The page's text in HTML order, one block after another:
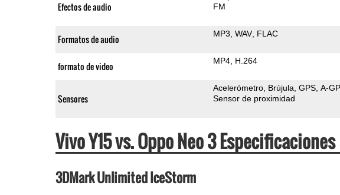
Efectos de audio
FM
Formatos de audio MP3 WAV FLAC
formato de video MP4 H.264
Sensores
Acelerómetro Brújula GPS A-
Sensor de proximidad
Vivo Y15 vs. Oppo Neo 3
3DMark Unlimited IceStorm